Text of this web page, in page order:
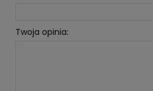
Twoja opinia: